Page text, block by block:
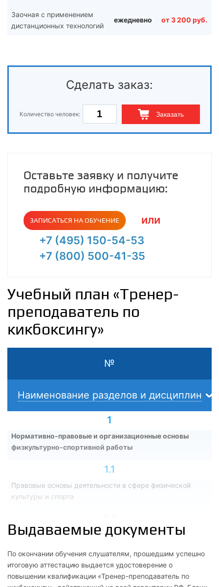
Заочная с применением
дистанционных технологий
ежедневно от 3 200 руб.
Сделать заказ:
Количество человек: Заказать
Оставьте заявку и получите
подробную информацию:
ЗАПИСАТЬСЯ НА ОБУЧЕНИЕ
или
+7 (495) 150-54-53
+7 (800) 500-41-35
Учебный план «Тренер-
преподаватель по
кикбоксингу»
№
Наименование разделов и дисциплин
1
Нормативно-правовые и организационные основы
физкультурно-спортивной работы
1.1
Правовые основы деятельности в сфере физической
культуры и спорта
Маркетинг физкультурно-спортивных мероприятий и услуг
1.3
Организация и осуществление образовательной,
тренировочной и методической деятельности в области
Выдаваемые документы
По окончании обучения слушателям, прошедшим успешно
итоговую аттестацию выдается удостоверение о
повышении квалификации «Тренер-преподаватель по